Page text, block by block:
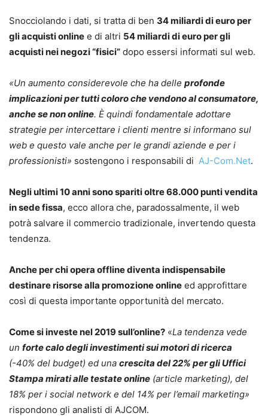
Snocciolando i dati, si tratta di ben 34 miliardi di euro per
gli acquisti online e di altri 54 miliardi di euro per gli
acquisti nei negozi “fisici” dopo essersi informati sul web.
«Un aumento considerevole che ha delle profonde
implicazioni per tutti coloro che vendono al consumatore,
anche se non online. È quindi fondamentale adottare
strategie per intercettare i clienti mentre si informano sul
web e questo vale anche per le grandi aziende e per i
professionisti» sostengono i responsabili di AJ-Com.Net.
Negli ultimi 10 anni sono spariti oltre 68.000 punti vendita
in sede fissa, ecco allora che, paradossalmente, il web
potrà salvare il commercio tradizionale, invertendo questa
tendenza.
Anche per chi opera offline diventa indispensabile
destinare risorse alla promozione online ed approfittare
così di questa importante opportunità del mercato.
Come si investe nel 2019 sull’online? «La tendenza vede
un forte calo degli investimenti sui motori di ricerca
(-40% del budget) ed una crescita del 22% per gli Uffici
Stampa mirati alle testate online (article marketing), del
18% per i social network e del 14% per l’email marketing»
rispondono gli analisti di AJCOM.